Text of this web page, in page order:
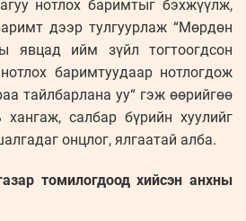
нотлох баримтыг бэхжүүлж,
дээр тулгуурлаж “Мөрдөн
явцад ийм зүйл тогтоогдсон
баримтуудаар нотлогдож
тайлбарлана уу“ гэж өөрийгөө
салбар бүрийн хуулийг
онцлог, ялгаатай алба.
томилогдоод хийсэн анхны